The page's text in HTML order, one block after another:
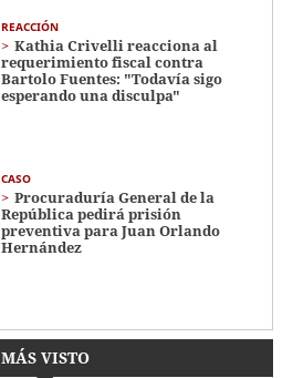
REACCIÓN
Kathia Crivelli reacciona al
requerimiento fiscal contra
Bartolo Fuentes: "Todavía sigo
esperando una disculpa"
CASO
Procuraduría General de la
República pedirá prisión
preventiva para Juan Orlando
Hernández
MÁS VISTO